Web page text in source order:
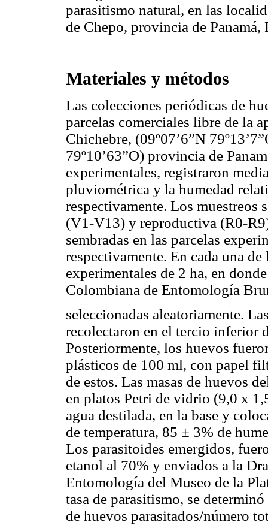
parasitismo natural, en las
de Chepo, provincia de Panamá,
Materiales y métodos
Las colecciones periódicas de
parcelas comerciales libre de la
Chichebre, (09º07’6”N
79º10’63”O) provincia de
experimentales, registraron
pluviométrica y la humedad
respectivamente. Los muestreos
(V1-V13) y reproductiva (R0-
sembradas en las parcelas
respectivamente. En cada una
experimentales de 2 ha, en
Colombiana de Entomología
seleccionadas aleatoriamente.
recolectaron en el tercio inferior
Posteriormente, los huevos
plásticos de 100 ml, con papel
de estos. Las masas de huevos
en platos Petri de vidrio (9,0 x
agua destilada, en la base y
de temperatura, 85 ± 3% de
Los parasitoides emergidos,
etanol al 70% y enviados a la
Entomología del Museo de la
tasa de parasitismo, se
de huevos parasitados/número